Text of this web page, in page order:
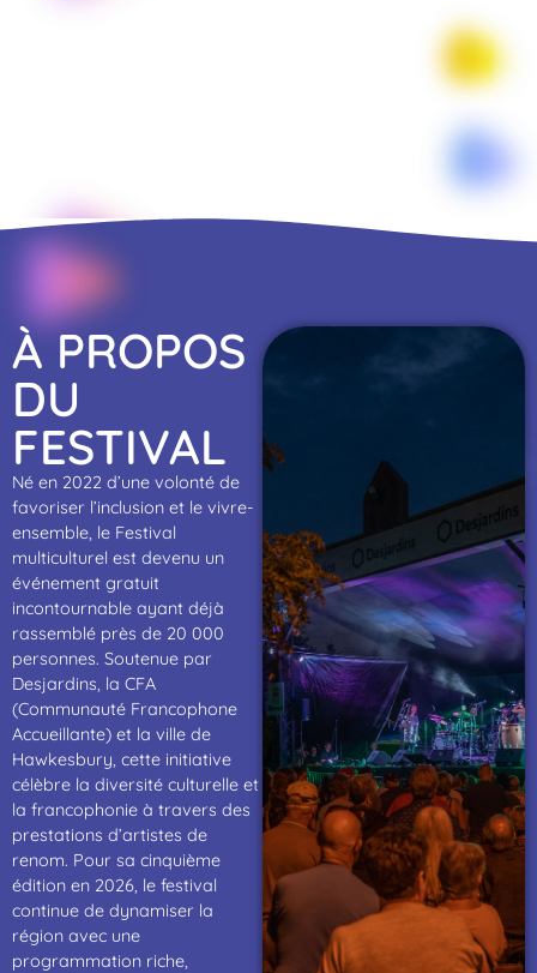
À PROPOS
DU
FESTIVAL
Né en 2022 d’une volonté de
favoriser l’inclusion et le vivre-
ensemble, le Festival
multiculturel est devenu un
événement gratuit
incontournable ayant déjà
rassemblé près de 20­ 000
personnes. Soutenue par
Desjardins, la CFA
(Communauté Francophone
Accueillante) et la ville de
Hawkesbury, cette initiative
célèbre la diversité culturelle et
la francophonie à travers des
prestations d’artistes de
renom. Pour sa cinquième
édition en 2026, le festival
continue de dynamiser la
région avec une
programmation riche,